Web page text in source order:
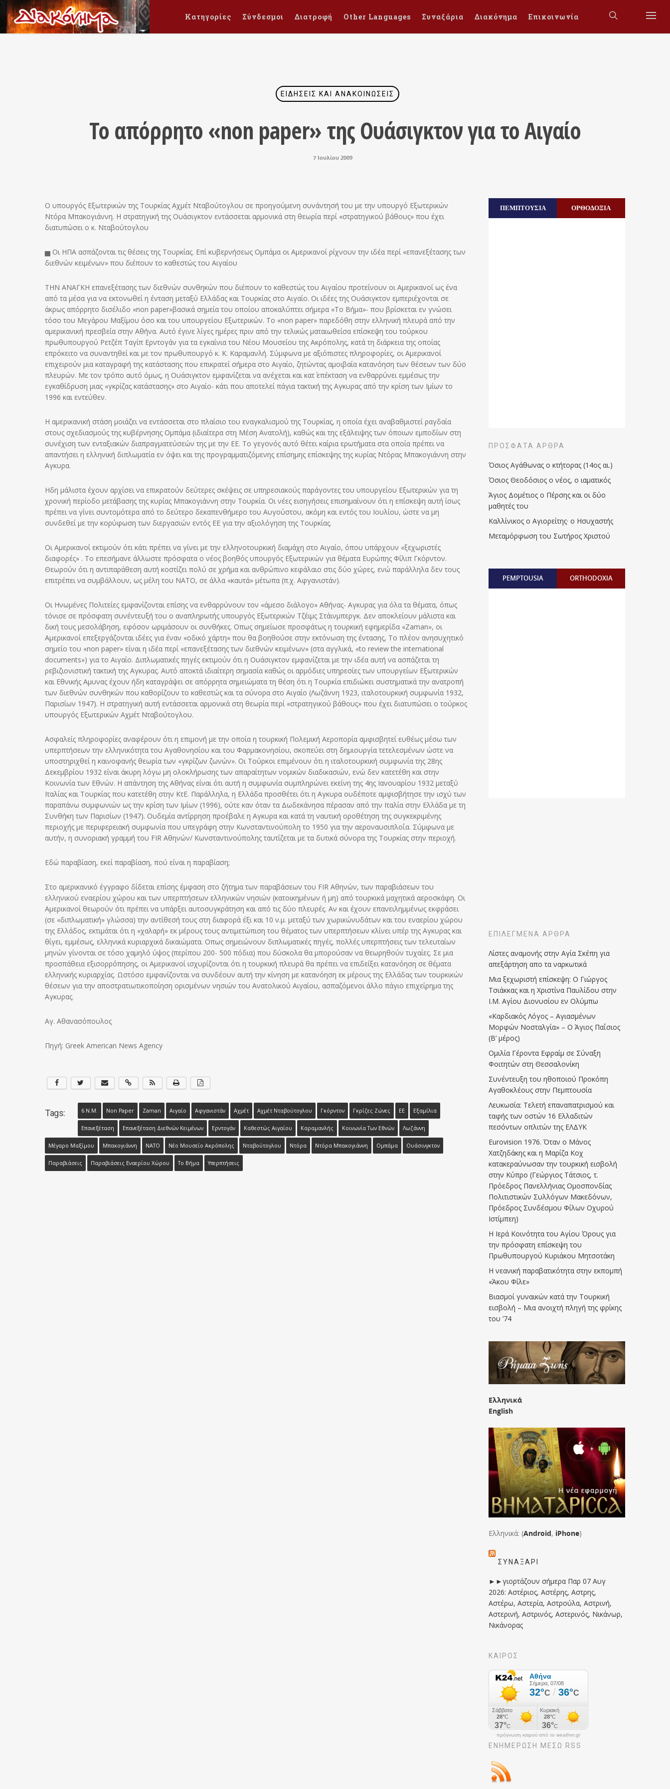
Κατηγορίες Σύνδεσμοι Διατροφή Other Languages Συναξάρια Διακόνημα Επικοινωνία
ΕΙΔΉΣΕΙΣ ΚΑΙ ΑΝΑΚΟΙΝΏΣΕΙΣ
Το απόρρητο «non paper» της Ουάσιγκτον για το Αιγαίο
7 Ιουλίου 2009
Ο υπουργός Εξωτερικών της Τουρκίας Αχμέτ Νταβούτογλου σε προηγούμενη συνάντησή του με την υπουργό Εξωτερικών
Ντόρα Μπακογιάννη. Η στρατηγική της Ουάσιγκτον εντάσσεται αρμονικά στη θεωρία περί «στρατηγικού βάθους» που έχει
διατυπώσει ο κ. Νταβούτογλου
▅ Οι ΗΠΑ ασπάζονται τις θέσεις της Τουρκίας. Επί κυβερνήσεως Ομπάμα οι Αμερικανοί ρίχνουν την ιδέα περί «επανεξέτασης των
διεθνών κειμένων» που διέπουν το καθεστώς του Αιγαίου
ΤΗΝ ΑΝΑΓΚΗ επανεξέτασης των διεθνών συνθηκών που διέπουν το καθεστώς του Αιγαίου προτείνουν οι Αμερικανοί ως ένα
από τα μέσα για να εκτονωθεί η ένταση μεταξύ Ελλάδας και Τουρκίας στο Αιγαίο. Οι ιδέες της Ουάσιγκτον εμπεριέχονται σε
άκρως απόρρητο δισέλιδο «non paper»βασικά σημεία του οποίου αποκαλύπτει σήμερα «Το Βήμα»- που βρίσκεται εν γνώσει
τόσο του Μεγάρου Μαξίμου όσο και του υπουργείου Εξωτερικών. Το «non paper» παρεδόθη στην ελληνική πλευρά από την
αμερικανική πρεσβεία στην Αθήνα. Αυτό έγινε λίγες ημέρες πριν από την τελικώς ματαιωθείσα επίσκεψη του τούρκου
πρωθυπουργού Ρετζέπ Ταγίπ Ερντογάν για τα εγκαίνια του Νέου Μουσείου της Ακρόπολης, κατά τη διάρκεια της οποίας
επρόκειτο να συναντηθεί και με τον πρωθυπουργό κ. Κ. Καραμανλή. Σύμφωνα με αξιόπιστες πληροφορίες, οι Αμερικανοί
επιχειρούν μια καταγραφή της κατάστασης που επικρατεί σήμερα στο Αιγαίο, ζητώντας αμοιβαία κατανόηση των θέσεων των δύο
πλευρών. Με τον τρόπο αυτό όμως, η Ουάσιγκτον εμφανίζεται να ανέχεται και κατ΄ επέκταση να ενθαρρύνει εμμέσως την
εγκαθίδρυση μιας «γκρίζας κατάστασης» στο Αιγαίο- κάτι που αποτελεί πάγια τακτική της Αγκυρας από την κρίση των Ιμίων το
1996 και εντεύθεν.
Η αμερικανική στάση μοιάζει να εντάσσεται στο πλαίσιο του εναγκαλισμού της Τουρκίας, η οποία έχει αναβαθμιστεί ραγδαία
στους σχεδιασμούς της κυβέρνησης Ομπάμα (ιδιαίτερα στη Μέση Ανατολή), καθώς και της εξάλειψης των όποιων εμποδίων στη
συνέχιση των ενταξιακών διαπραγματεύσεών της με την ΕΕ. Το γεγονός αυτό θέτει καίρια ερωτήματα στα οποία πρέπει να
απαντήσει η ελληνική διπλωματία εν όψει και της προγραμματιζόμενης επίσημης επίσκεψης της κυρίας Ντόρας Μπακογιάννη στην
Αγκυρα.
Ηδη μάλιστα έχουν αρχίσει να επικρατούν δεύτερες σκέψεις σε υπηρεσιακούς παράγοντες του υπουργείου Εξωτερικών για τη
χρονική περίοδο μετάβασης της κυρίας Μπακογιάννη στην Τουρκία. Οι νέες εισηγήσεις επισημαίνουν ότι η επίσκεψη αυτή ίσως
πρέπει να γίνει συντομότερα από το δεύτερο δεκαπενθήμερο του Αυγούστου, ακόμη και εντός του Ιουλίου, ώστε να μη
συνδεθεί με την κορύφωση των διεργασιών εντός ΕΕ για την αξιολόγηση της Τουρκίας.
Οι Αμερικανοί εκτιμούν ότι κάτι πρέπει να γίνει με την ελληνοτουρκική διαμάχη στο Αιγαίο, όπου υπάρχουν «ξεχωριστές
διαφορές» . Το επεσήμανε άλλωστε πρόσφατα ο νέος βοηθός υπουργός Εξωτερικών για θέματα Ευρώπης Φίλιπ Γκόρντον.
Θεωρούν ότι η αντιπαράθεση αυτή κοστίζει πολύ σε χρήμα και ανθρώπινο κεφάλαιο στις δύο χώρες, ενώ παράλληλα δεν τους
επιτρέπει να συμβάλλουν, ως μέλη του ΝΑΤΟ, σε άλλα «καυτά» μέτωπα (π.χ. Αφγανιστάν).
Οι Ηνωμένες Πολιτείες εμφανίζονται επίσης να ενθαρρύνουν τον «άμεσο διάλογο» Αθήνας- Αγκυρας για όλα τα θέματα, όπως
τόνισε σε πρόσφατη συνέντευξή του ο αναπληρωτής υπουργός Εξωτερικών Τζέιμς Στάινμπεργκ. Δεν αποκλείουν μάλιστα και
δική τους μεσολάβηση, εφόσον ωριμάσουν οι συνθήκες. Οπως σημείωσε προσφάτως η τουρκική εφημερίδα «Ζaman», οι
Αμερικανοί επεξεργάζονται ιδέες για έναν «οδικό χάρτη» που θα βοηθούσε στην εκτόνωση της έντασης, Το πλέον ανησυχητικό
σημείο του «non paper» είναι η ιδέα περί «επανεξέτασης των διεθνών κειμένων» (στα αγγλικά, «to review the international
documents») για το Αιγαίο. Διπλωματικές πηγές εκτιμούν ότι η Ουάσιγκτον εμφανίζεται με την ιδέα αυτή να ασπάζεται τη
ρεβιζιονιστική τακτική της Αγκυρας. Αυτό αποκτά ιδιαίτερη σημασία καθώς οι αρμόδιες υπηρεσίες των υπουργείων Εξωτερικών
και Εθνικής Αμυνας έχουν ήδη καταγράψει σε απόρρητα σημειώματα τη θέση ότι η Τουρκία επιδιώκει συστηματικά την ανατροπή
των διεθνών συνθηκών που καθορίζουν το καθεστώς και τα σύνορα στο Αιγαίο (Λωζάννη 1923, ιταλοτουρκική συμφωνία 1932,
Παρισίων 1947). Η στρατηγική αυτή εντάσσεται αρμονικά στη θεωρία περί «στρατηγικού βάθους» που έχει διατυπώσει ο τούρκος
υπουργός Εξωτερικών Αχμέτ Νταβούτογλου.
Ασφαλείς πληροφορίες αναφέρουν ότι η επιμονή με την οποία η τουρκική Πολεμική Αεροπορία αμφισβητεί ευθέως μέσω των
υπερπτήσεων την ελληνικότητα του Αγαθονησίου και του Φαρμακονησίου, σκοπεύει στη δημιουργία τετελεσμένων ώστε να
υποστηριχθεί η καινοφανής θεωρία των «γκρίζων ζωνών». Οι Τούρκοι επιμένουν ότι η ιταλοτουρκική συμφωνία της 28ης
Δεκεμβρίου 1932 είναι άκυρη λόγω μη ολοκλήρωσης των απαραίτητων νομικών διαδικασιών, ενώ δεν κατετέθη και στην
Κοινωνία των Εθνών. Η απάντηση της Αθήνας είναι ότι αυτή η συμφωνία συμπληρώνει εκείνη της 4ης Ιανουαρίου 1932 μεταξύ
Ιταλίας και Τουρκίας που κατετέθη στην ΚτΕ. Παράλληλα, η Ελλάδα προσθέτει ότι η Αγκυρα ουδέποτε αμφισβήτησε την ισχύ των
παραπάνω συμφωνιών ως την κρίση των Ιμίων (1996), ούτε καν όταν τα Δωδεκάνησα πέρασαν από την Ιταλία στην Ελλάδα με τη
Συνθήκη των Παρισίων (1947). Ουδεμία αντίρρηση προέβαλε η Αγκυρα και κατά τη ναυτική οροθέτηση της συγκεκριμένης
περιοχής με περιφερειακή συμφωνία που υπεγράφη στην Κωνσταντινούπολη το 1950 για την αεροναυσιπλοΐα. Σύμφωνα με
αυτήν, η συνοριακή γραμμή του FΙR Αθηνών/ Κωνσταντινούπολης ταυτίζεται με τα δυτικά σύνορα της Τουρκίας στην περιοχή.
Εδώ παραβίαση, εκεί παραβίαση, πού είναι η παραβίαση;
Στο αμερικανικό έγγραφο δίδεται επίσης έμφαση στο ζήτημα των παραβάσεων του FΙR Αθηνών, των παραβιάσεων του
ελληνικού εναερίου χώρου και των υπερπτήσεων ελληνικών νησιών (κατοικημένων ή μη) από τουρκικά μαχητικά αεροσκάφη. Οι
Αμερικανοί θεωρούν ότι πρέπει να υπάρξει αυτοσυγκράτηση και από τις δύο πλευρές. Αν και έχουν επανειλημμένως εκφράσει
(σε «διπλωματική» γλώσσα) την αντίθεσή τους στη διαφορά έξι και 10 ν.μ. μεταξύ των χωρικώνυδάτων και του εναερίου χώρου
της Ελλάδος, εκτιμάται ότι η «χαλαρή» εκ μέρους τους αντιμετώπιση του θέματος των υπερπτήσεων κλίνει υπέρ της Αγκυρας και
θίγει, εμμέσως, ελληνικά κυριαρχικά δικαιώματα. Οπως σημειώνουν διπλωματικές πηγές, πολλές υπερπτήσεις των τελευταίων
μηνών γίνονται σε τόσο χαμηλό ύψος (περίπου 200- 500 πόδια) που δύσκολα θα μπορούσαν να θεωρηθούν τυχαίες. Σε μια
προσπάθεια εξισορρόπησης, οι Αμερικανοί ισχυρίζονται ότι η τουρκική πλευρά θα πρέπει να επιδείξει κατανόηση σε θέματα
ελληνικής κυριαρχίας. Ωστόσο εμφανίζονται να συνδέουν αυτή την κίνηση με κατανόηση εκ μέρους της Ελλάδας των τουρκικών
θέσεων για την αποστρατιωτικοποίηση ορισμένων νησιών του Ανατολικού Αιγαίου, ασπαζόμενοι άλλο πάγιο επιχείρημα της
Αγκυρας.
Αγ. Αθανασόπουλος
Πηγή: Greek American News Agency
Tags: 6 Ν.μ. Non Paper Zaman Αιγαίο Αφγανιστάν Αχμέτ Αχμέτ Νταβούτογλου Γκόρντον Γκρίζες Ζώνες ΕΕ Εξαμίλια
Επανεξέταση Επανεξέταση Διεθνών Κειμένων Ερντογάν Καθεστώς Αιγαίου Καραμανλής Κοινωνία Των Εθνών Λωζάννη
Μέγαρο Μαξίμου Μπακογιάννη ΝΑΤΟ Νέο Μουσείο Ακρόπολης Νταβούτογλου Ντόρα Ντόρα Μπακογιάννη Ομπάμα Ουάσινγκτον
Παραβιάσεις Παραβιάσεις Εναερίου Χώρου Το Βήμα Υπερπτήσεις
ΠΕΜΠΤΟΥΣΙΑ ΟΡΘΟΔΟΞΙΑ
ΠΡΌΣΦΑΤΑ ΆΡΘΡΑ
Όσιος Αγάθωνας ο κτήτορας (14ος αι.)
Όσιος Θεοδόσιος ο νέος, ο ιαματικός
Άγιος Δομέτιος ο Πέρσης και οι δύο
μαθητές του
Καλλίνικος ο Αγιορείτης · ο Ησυχαστής
Μεταμόρφωση του Σωτήρος Χριστού
PEMPTOUSIA ORTHODOXIA
ΕΠΙΛΕΓΜΈΝΑ ΆΡΘΡΑ
Λίστες αναμονής στην Αγία Σκέπη για
απεξάρτηση απο τα ναρκωτικά
Μια ξεχωριστή επίσκεψη: Ο Γιώργος
Τσιάκκας και η Χριστίνα Παυλίδου στην
Ι.Μ. Αγίου Διονυσίου εν Ολύμπω
«Καρδιακός Λόγος – Αγιασμένων
Μορφών Νοσταλγία» – Ο Άγιος Παΐσιος
(Β’ μέρος)
Ομιλία Γέροντα Εφραίμ σε Σύναξη
Φοιτητών στη Θεσσαλονίκη
Συνέντευξη του ηθοποιού Προκόπη
Αγαθοκλέους στην Πεμπτουσία
Λευκωσία: Τελετή επαναπατρισμού και
ταφής των οστών 16 Ελλαδιτών
πεσόντων οπλιτών της ΕΛΔΥΚ
Eurovision 1976. Όταν ο Μάνος
Χατζηδάκης και η Μαρίζα Κοχ
κατακεραύνωσαν την τουρκική εισβολή
στην Κύπρο (Γεώργιος Τάτσιος, τ.
Πρόεδρος Πανελλήνιας Ομοσπονδίας
Πολιτιστικών Συλλόγων Μακεδόνων,
Πρόεδρος Συνδέσμου Φίλων Οχυρού
Ιστίμπεη)
Η Ιερά Κοινότητα του Αγίου Όρους για
την πρόσφατη επίσκεψη του
Πρωθυπουργού Κυριάκου Μητσοτάκη
Η νεανική παραβατικότητα στην εκπομπή
«Άκου Φίλε»
Βιασμοί γυναικών κατά την Τουρκική
εισβολή – Μια ανοιχτή πληγή της φρίκης
του ’74
Ελληνικά
English
Ελληνικά: (Android, iPhone)
ΣΥΝΑΞΆΡΙ
►►γιορτάζουν σήμερα Παρ 07 Αυγ
2026: Αστέριος, Αστέρης, Αστρης,
Αστέρω, Αστερία, Αστρούλα, Αστρινή,
Αστερινή, Αστρινός, Αστερινός, Νικάνωρ,
Νικάνορας
ΚΑΙΡΟΣ
πρόγνωση καιρού από το weather.gr
ΕΝΗΜΈΡΩΣΉ ΜΕΣΩ RSS